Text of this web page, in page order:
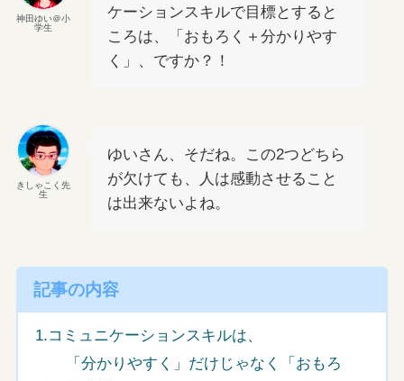
神田ゆい＠小
学生
ケーションスキルで目標とすると
ころは、「おもろく＋分かりやす
く」、ですか？！
きしゃこく先
生
ゆいさん、そだね。この2つどちら
が欠けても、人は感動させること
は出来ないよね。
記事の内容
1.コミュニケーションスキルは、
「分かりやすく」だけじゃなく「おもろ